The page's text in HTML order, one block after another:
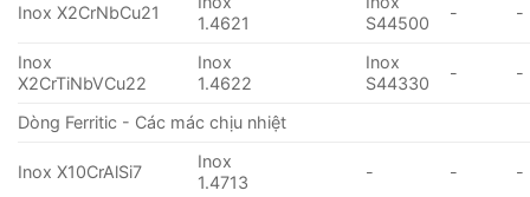
Inox X2CrNbCu21
1.4621
S44500
- -
Inox
X2CrTiNbVCu22
Inox
1.4622
Inox
S44330
- -
Dòng Ferritic - Các mác chịu nhiệt
Inox X10CrAlSi7
Inox
1.4713
- - -